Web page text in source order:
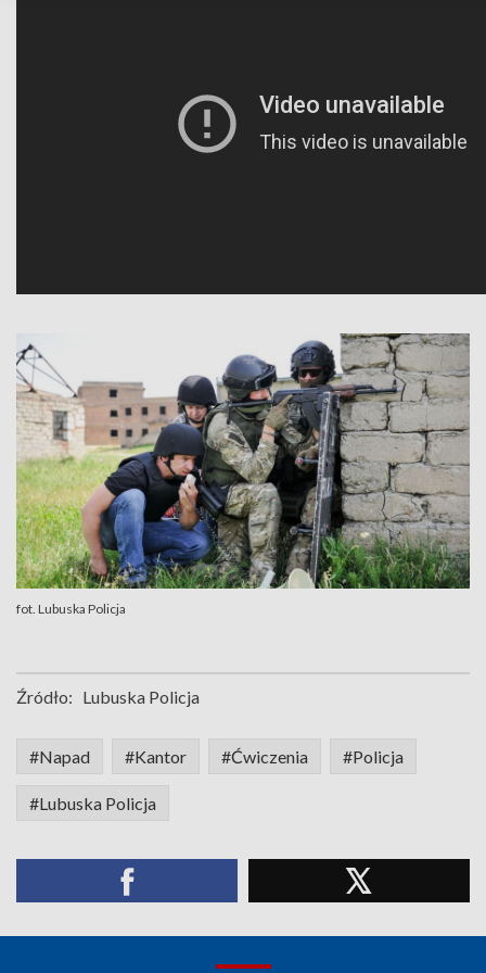
fot. Lubuska Policja
Źródło: Lubuska Policja
#Napad #Kantor #Ćwiczenia #Policja
#Lubuska Policja